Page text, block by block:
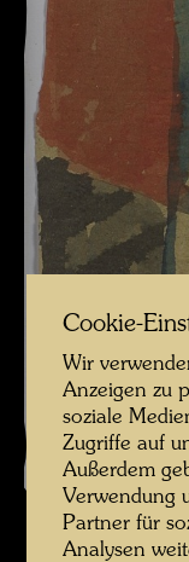
Cookie-
Wir
Anzeigen zu
soziale
Zugriffe auf
Außerdem
Verwendung
Partner für
Analysen